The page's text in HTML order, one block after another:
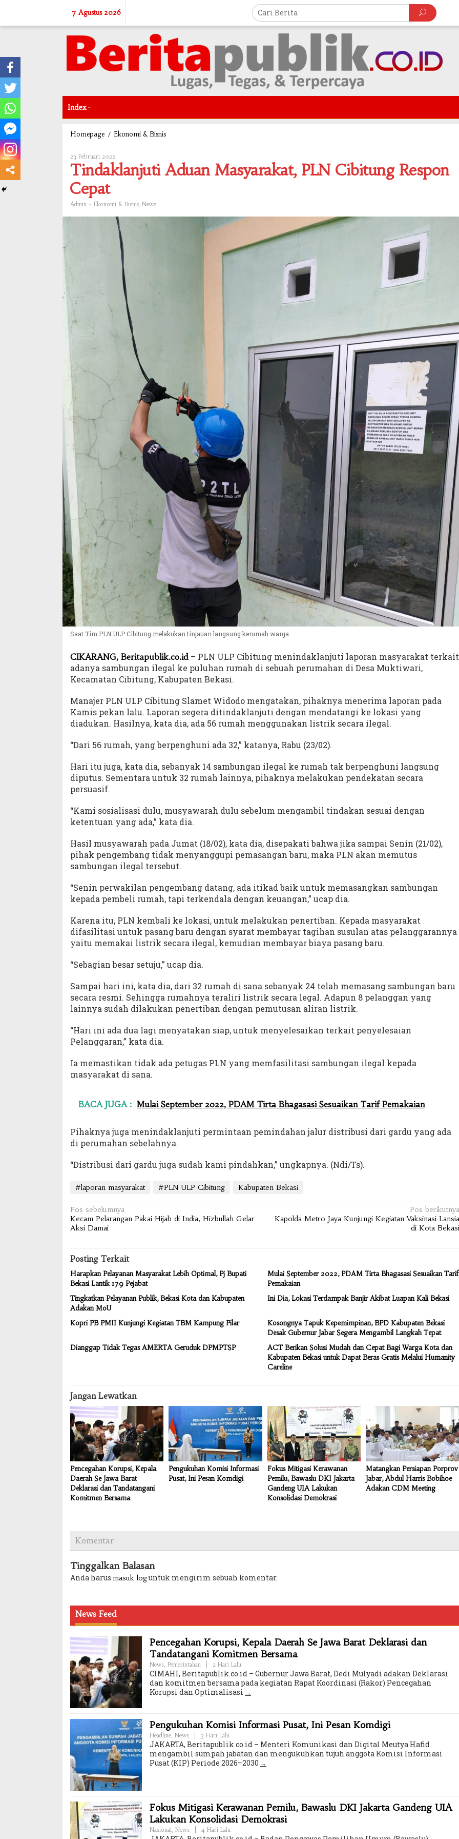
7 Agustus 2026
Index
Homepage / Ekonomi & Bisnis
PLN
Cibitung
23 Februari 2022
Admin
Tindaklanjuti Aduan Masyarakat, PLN Cibitung Respon
Cepat
Admin - Ekonomi & Bisnis, News
Saat Tim PLN ULP Cibitung melakukan tinjauan langsung kerumah warga
CIKARANG, Beritapublik.co.id– PLN ULP Cibitung menindaklanjuti laporan masyarakat terkait
adanya sambungan ilegal ke puluhan rumah di sebuah perumahan di Desa Muktiwari,
Kecamatan Cibitung, Kabupaten Bekasi.
Manajer PLN ULP Cibitung Slamet Widodo mengatakan, pihaknya menerima laporan pada
Kamis pekan lalu. Laporan segera ditindaklanjuti dengan mendatangi ke lokasi yang
diadukan. Hasilnya, kata dia, ada 56 rumah menggunakan listrik secara ilegal.
“Dari 56 rumah, yang berpenghuni ada 32,” katanya, Rabu (23/02).
Hari itu juga, kata dia, sebanyak 14 sambungan ilegal ke rumah tak berpenghuni langsung
diputus. Sementara untuk 32 rumah lainnya, pihaknya melakukan pendekatan secara
persuasif.
“Kami sosialisasi dulu, musyawarah dulu sebelum mengambil tindakan sesuai dengan
ketentuan yang ada,” kata dia.
Hasil musyawarah pada Jumat (18/02), kata dia, disepakati bahwa jika sampai Senin (21/02),
pihak pengembang tidak menyanggupi pemasangan baru, maka PLN akan memutus
sambungan ilegal tersebut.
“Senin perwakilan pengembang datang, ada itikad baik untuk memasangkan sambungan
kepada pembeli rumah, tapi terkendala dengan keuangan,” ucap dia.
Karena itu, PLN kembali ke lokasi, untuk melakukan penertiban. Kepada masyarakat
difasilitasi untuk pasang baru dengan syarat membayar tagihan susulan atas pelanggarannya
yaitu memakai listrik secara ilegal, kemudian membayar biaya pasang baru.
“Sebagian besar setuju,” ucap dia.
Sampai hari ini, kata dia, dari 32 rumah di sana sebanyak 24 telah memasang sambungan baru
secara resmi. Sehingga rumahnya teraliri listrik secara legal. Adapun 8 pelanggan yang
lainnya sudah dilakukan penertiban dengan pemutusan aliran listrik.
“Hari ini ada dua lagi menyatakan siap, untuk menyelesaikan terkait penyelesaian
Pelanggaran,” kata dia.
Ia memastikan tidak ada petugas PLN yang memfasilitasi sambungan ilegal kepada
masyarakat di sana.
BACA JUGA : Mulai September 2022, PDAM Tirta Bhagasasi Sesuaikan Tarif Pemakaian
Pihaknya juga menindaklanjuti permintaan pemindahan jalur distribusi dari gardu yang ada
di perumahan sebelahnya.
“Distribusi dari gardu juga sudah kami pindahkan,” ungkapnya. (Ndi/Ts).
#laporan masyarakat #PLN ULP Cibitung Kabupaten Bekasi
Navigasi
pos
Pos sebelumnya
Kecam Pelarangan Pakai Hijab di India, Hizbullah Gelar
Aksi Damai
Pos berikutnya
Kapolda Metro Jaya Kunjungi Kegiatan Vaksinasi Lansia
di Kota Bekasi
Posting Terkait
Harapkan Pelayanan Masyarakat Lebih Optimal, Pj Bupati
Bekasi Lantik 179 Pejabat
Mulai September 2022, PDAM Tirta Bhagasasi Sesuaikan Tarif
Pemakaian
Tingkatkan Pelayanan Publik, Bekasi Kota dan Kabupaten
Adakan MoU
Ini Dia, Lokasi Terdampak Banjir Akibat Luapan Kali Bekasi
Kopri PB PMII Kunjungi Kegiatan TBM Kampung Pilar
Kosongnya Tapuk Kepemimpinan, BPD Kabupaten Bekasi
Desak Gubernur Jabar Segera Mengambil Langkah Tepat
Dianggap Tidak Tegas AMERTA Geruduk DPMPTSP
ACT Berikan Solusi Mudah dan Cepat Bagi Warga Kota dan
Kabupaten Bekasi untuk Dapat Beras Gratis Melalui Humanity
Careline
Jangan Lewatkan
Pencegahan Korupsi, Kepala
Daerah Se Jawa Barat
Deklarasi dan Tandatangani
Komitmen Bersama
Pengukuhan Komisi Informasi
Pusat, Ini Pesan Komdigi
Fokus Mitigasi Kerawanan
Pemilu, Bawaslu DKI Jakarta
Gandeng UIA Lakukan
Konsolidasi Demokrasi
Matangkan Persiapan Porprov
Jabar, Abdul Harris Bobihoe
Adakan CDM Meeting
Komentar
Tinggalkan Balasan
Anda harus masuk loguntuk mengirim sebuah komentar.
News Feed
Pencegahan Korupsi, Kepala Daerah Se Jawa Barat Deklarasi dan
Tandatangani Komitmen Bersama
News, Pemerintahan 2 Hari Lalu
CIMAHI, Beritapublik.co.id – Gubernur Jawa Barat, Dedi Mulyadi adakan Deklarasi
dan komitmen bersama pada kegiatan Rapat Koordinasi (Rakor) Pencegahan
Korupsi dan Optimalisasi
Pengukuhan Komisi Informasi Pusat, Ini Pesan Komdigi
Headline, News 3 Hari Lalu
JAKARTA, Beritapublik.co.id – Menteri Komunikasi dan Digital Meutya Hafid
mengambil sumpah jabatan dan mengukuhkan tujuh anggota Komisi Informasi
Pusat (KIP) Periode 2026–2030
Fokus Mitigasi Kerawanan Pemilu, Bawaslu DKI Jakarta Gandeng UIA
Lakukan Konsolidasi Demokrasi
Nasional, News 4 Hari Lalu